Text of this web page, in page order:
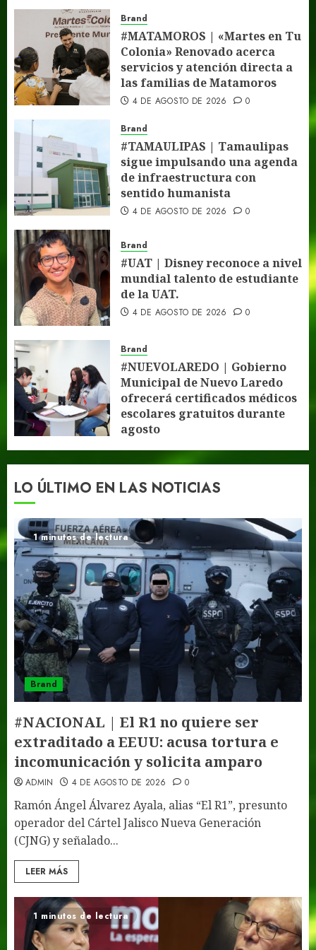
3
#MATAMOROS | «Martes en Tu
Colonia» Renovado acerca servicios y
atención directa a las familias de
Matamoros
4 DE AGOSTO DE 2026 0
4
Brand
#TAMAULIPAS | Tamaulipas sigue
impulsando una agenda de
infraestructura con sentido
humanista
4 DE AGOSTO DE 2026 0
Brand
#UAT | Disney reconoce a nivel
mundial talento de estudiante de la
UAT.
4 DE AGOSTO DE 2026
6
Brand
#NUEVOLAREDO | Gobierno
Municipal de Nuevo Laredo ofrecerá
certificados médicos escolares
gratuitos durante agosto
3 DE AGOSTO DE 2026
7
Brand
#ESPECTÁCULOS | Santa Fe Klan
denuncia presunto abuso policial en
#Guanajuato
3 DE AGOSTO DE 2026 0
Brand
#MATAMOROS | «Martes en Tu
Colonia» Renovado acerca
servicios y atención directa a
las familias de Matamoros
4 DE AGOSTO DE 2026 0
Brand
#TAMAULIPAS | Tamaulipas
sigue impulsando una agenda
de infraestructura con
sentido humanista
4 DE AGOSTO DE 2026 0
Brand
#UAT | Disney reconoce a nivel
mundial talento de estudiante
de la UAT.
4 DE AGOSTO DE 2026 0
Brand
#NUEVOLAREDO | Gobierno
Municipal de Nuevo Laredo
ofrecerá certificados médicos
escolares gratuitos durante
agosto
3 DE AGOSTO DE 2026 0
LO ÚLTIMO EN LAS NOTICIAS
1 minutos de lectura
Brand
#NACIONAL | El R1 no quiere ser
extraditado a EEUU: acusa tortura e
incomunicación y solicita amparo
ADMIN 4 DE AGOSTO DE 2026 0
Ramón Ángel Álvarez Ayala, alias “El R1”, presunto
operador del Cártel Jalisco Nueva Generación
(CJNG) y señalado...
LEER MÁS
1 minutos de lectura